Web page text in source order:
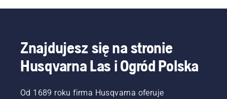
Znajdujesz się na stronie
Husqvarna Las i Ogród Polska
Od 1689 roku firma Husqvarna oferuje